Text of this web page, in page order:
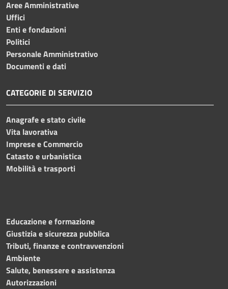
Aree Amministrative
Uffici
Enti e fondazioni
Politici
Personale Amministrativo
Documenti e dati
CATEGORIE DI SERVIZIO
Anagrafe e stato civile
Vita lavorativa
Imprese e Commercio
Catasto e urbanistica
Mobilità e trasporti
Educazione e formazione
Giustizia e sicurezza pubblica
Tributi, finanze e contravvenzioni
Ambiente
Salute, benessere e assistenza
Autorizzazioni